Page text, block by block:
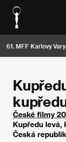
61. MFF Karlovy
České filmy
Kupředu levá,
Česká